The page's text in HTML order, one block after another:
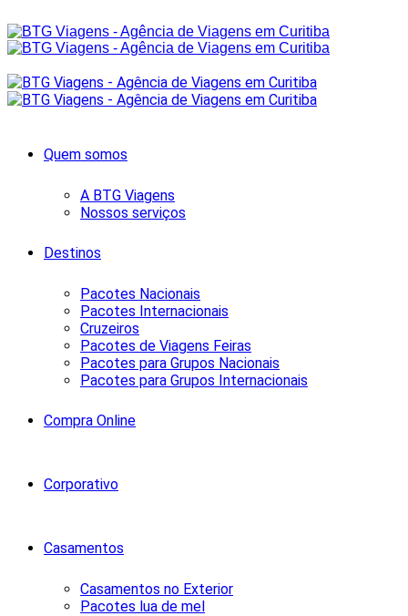
Quem somos
A BTG Viagens
Nossos serviços
Destinos
Pacotes Nacionais
Pacotes Internacionais
Cruzeiros
Pacotes de Viagens Feiras
Pacotes para Grupos Nacionais
Pacotes para Grupos Internacionais
Compra Online
Corporativo
Casamentos
Casamentos no Exterior
Pacotes lua de mel